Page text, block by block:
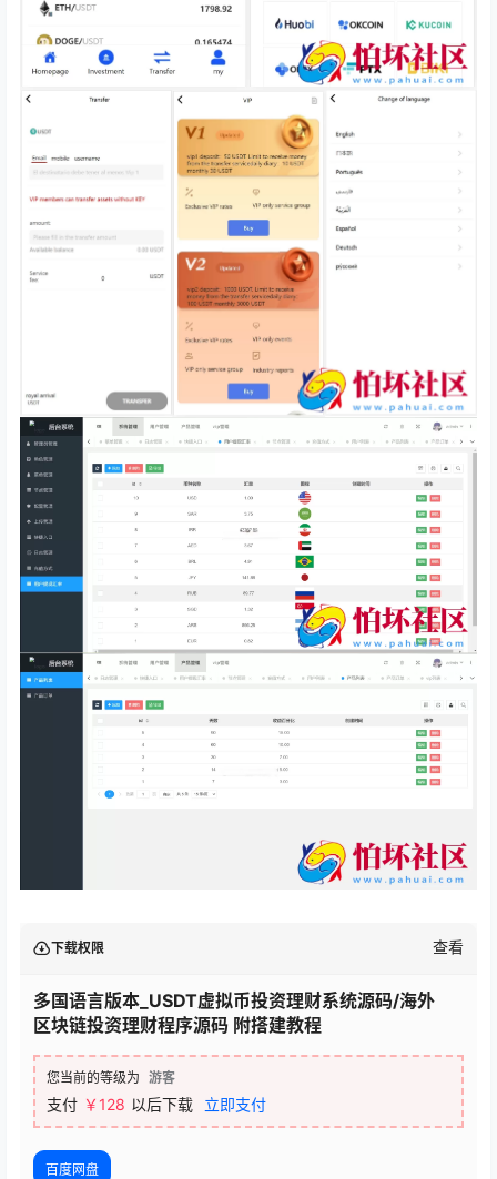
下载权限 查看
多国语言版本_USDT虚拟币投资理财系统源码/海外
区块链投资理财程序源码 附搭建教程
您当前的等级为 游客
支付 ￥128 以后下载 立即支付
百度网盘